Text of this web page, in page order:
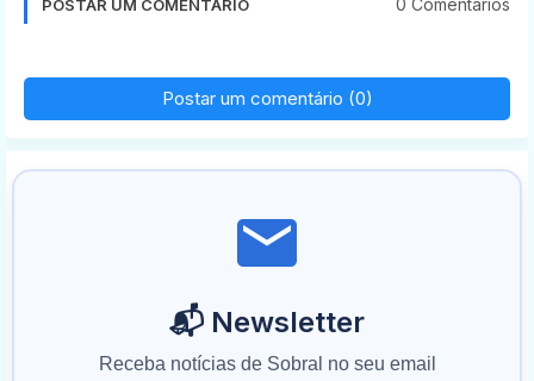
POSTAR UM COMENTÁRIO 0 Comentários
Postar um comentário (0)
📬 Newsletter
Receba notícias de Sobral no seu email